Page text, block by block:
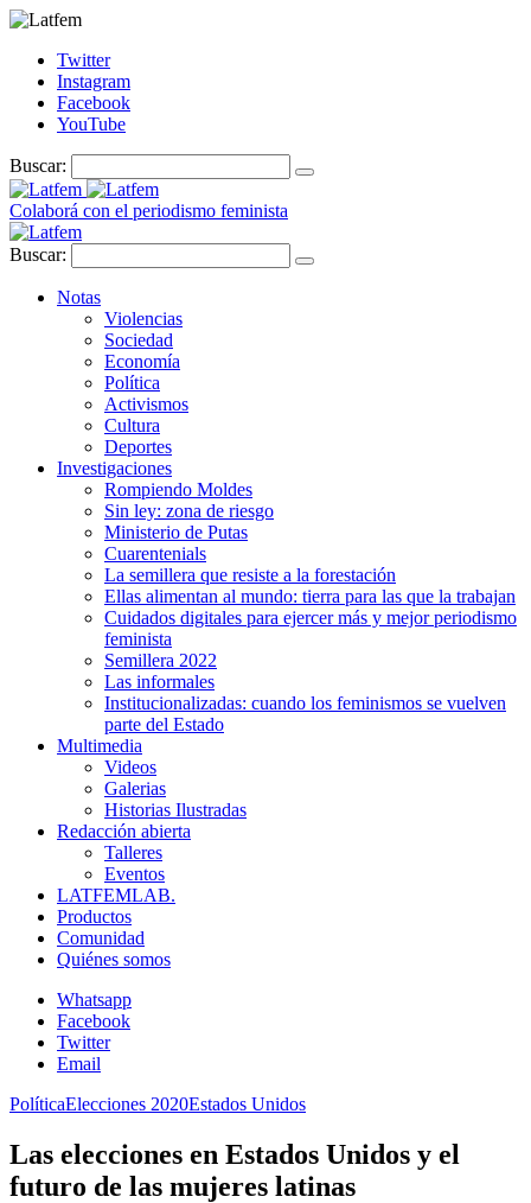
Twitter
Instagram
Facebook
YouTube
Buscar:
Colaborá con el periodismo feminista
Buscar:
Notas
Violencias
Sociedad
Economía
Política
Activismos
Cultura
Deportes
Investigaciones
Rompiendo Moldes
Sin ley: zona de riesgo
Ministerio de Putas
Cuarentenials
La semillera que resiste a la forestación
Ellas alimentan al mundo: tierra para las que la trabajan
Cuidados digitales para ejercer más y mejor periodismo
feminista
Semillera 2022
Las informales
Institucionalizadas: cuando los feminismos se vuelven
parte del Estado
Multimedia
Videos
Galerias
Historias Ilustradas
Redacción abierta
Talleres
Eventos
LATFEMLAB.
Productos
Comunidad
Quiénes somos
Whatsapp
Facebook
Twitter
Email
PolíticaElecciones 2020Estados Unidos
Las elecciones en Estados Unidos y el
futuro de las mujeres latinas